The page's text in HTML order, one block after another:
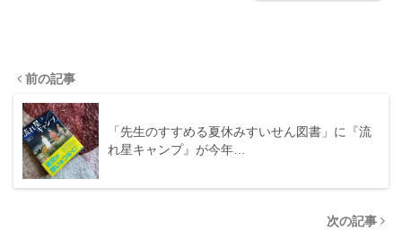
前の記事
「先生のすすめる夏休みすいせん図書」に『流
れ星キャンプ』が今年…
次の記事